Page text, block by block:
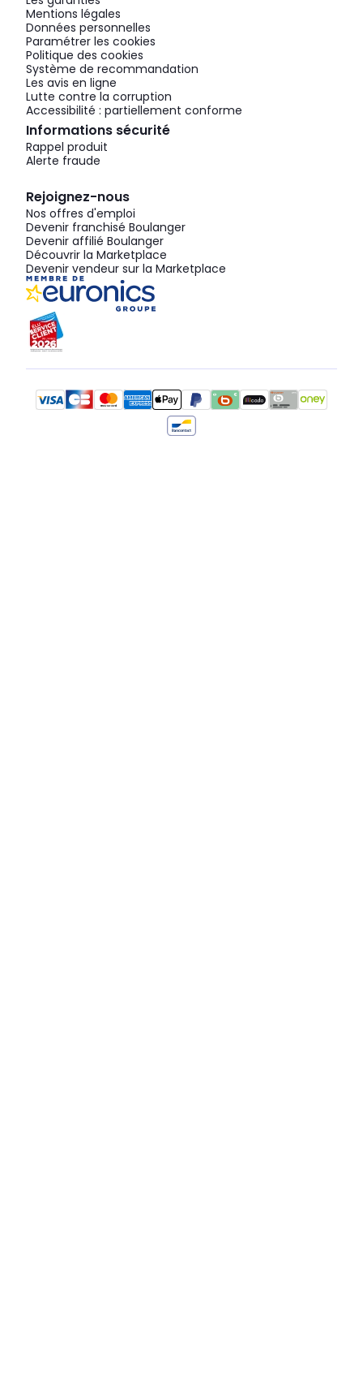
Mentions légales
Données personnelles
Paramétrer les cookies
Politique des cookies
Système de recommandation
Les avis en ligne
Lutte contre la corruption
Accessibilité : partiellement conforme
Informations sécurité
Rappel produit
Alerte fraude
Rejoignez-nous
Nos offres d'emploi
Devenir franchisé Boulanger
Devenir affilié Boulanger
Découvrir la Marketplace
Devenir vendeur sur la Marketplace